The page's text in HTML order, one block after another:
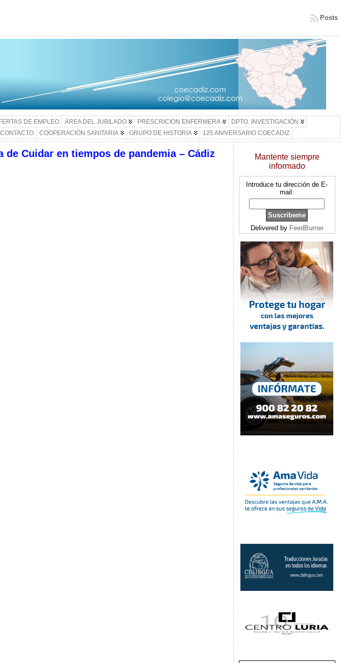
Posts
DE EMPLEO ÁREA DEL JUBILADO PRESCRICION ENFERMERA
DPTO. INVESTIGACIÓN
CONTACTO COOPERACIÓN SANITARIA GRUPO DE HISTORIA 125 ANIVERSARIO COECADIZ
Cuidar en tiempos de pandemia – Cádiz
Mantente siempre
informado
Introduce tu dirección de E-
mail:
Delivered by FeedBurner